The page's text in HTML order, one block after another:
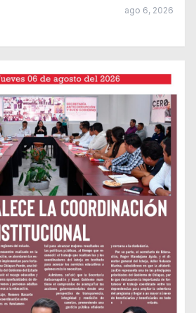
ago 6, 2026